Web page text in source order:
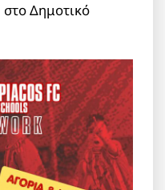
Δημοτικό